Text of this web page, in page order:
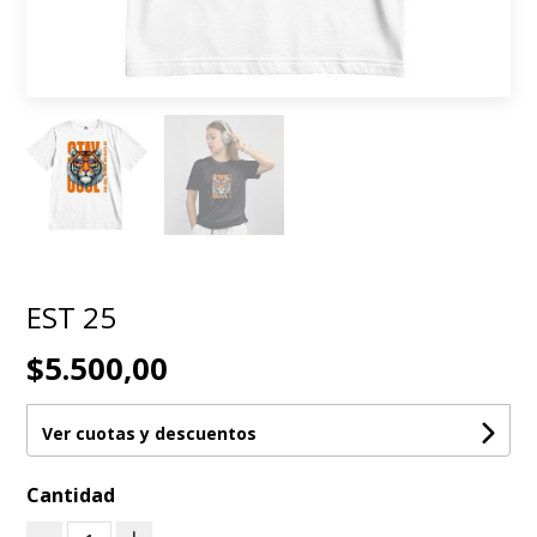
EST 25
$5.500,00
Ver cuotas y descuentos
Cantidad